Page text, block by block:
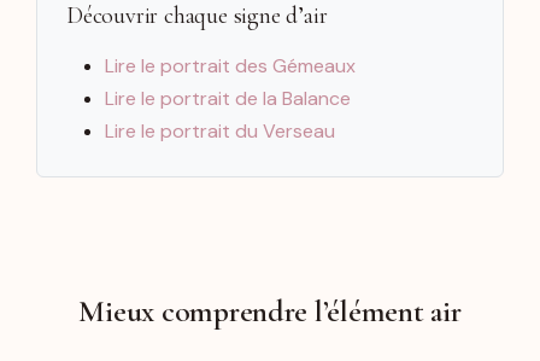
Découvrir chaque signe d’air
Lire le portrait des Gémeaux
Lire le portrait de la Balance
Lire le portrait du Verseau
Mieux comprendre l’élément air